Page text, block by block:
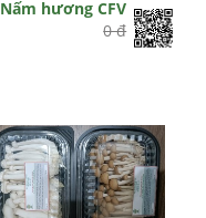
Nấm hương CFV
0 đ